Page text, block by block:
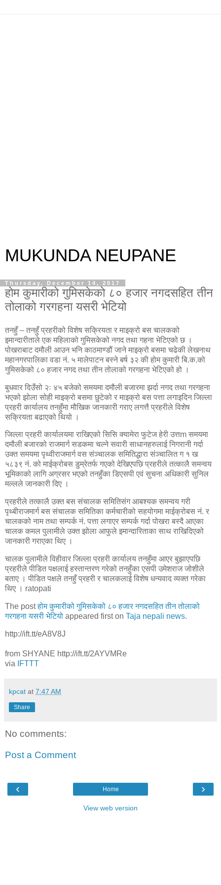
MUKUNDA NEUPANE
Thursday, December 14, 2017
होम कुमारीको गुमिसकेको ८० हजार नगदसहित तीन
तोलाको गरगहना यसरी भेटियो
तनहुँ – तनहुँ प्रहरीको विशेष सक्रियता र माइक्रो बस चालकको
इमान्दारीताले एक महिलाको गुमिसकेको नगद तथा गहना भेटिएको छ ।
पोखराबाट दमौली आउन भनि काठमाण्डौं जाने माइक्रो बसमा चढेकी लेखनाथ
महानगरपालिका वडा नं. ५ मालेपाटन बस्ने बर्ष ३२ की होम कुमारी बि.क.को
गुमिसकेको ८० हजार नगद तथा तीन तोलाको गरगहना भेटिएको हो ।
बुधवार दिउँसो २ः ४५ बजेको समयमा दमौली बजारमा झर्दा नगद तथा गरगहना
भएको झोला सोही माइक्रो बसमा छुटेको र माइक्रो बस पत्ता लगाइदिन जिल्ला
प्रहरी कार्यालय तनहुँमा मौखिक जानकारी गराए लगत्तै प्रहरीले विशेष
सक्रियता बढाएको थियो ।
जिल्ला प्रहरी कार्यालयमा राखिएको सिसि क्यामेरा फुटेज हेरी उत्तm समयमा
दमौली बजारको राजमार्ग सडकमा चल्ने सवारी साधानहरुलाई निगरानी गर्दा
उक्त समयमा पृथ्वीराजमार्ग वस संञ्चालक समितिद्धारा संञ्चालित ग १ ख
५८३९ नं. को माईक्रोबस डुम्रेतर्फ गएको देखिएपछि प्रहरीले तत्कालै समन्वय
भूमिकाको लागि अग्रसर भएको तनहुँका डिएसपी एवं सुचना अधिकारी सुनिल
मल्लले जानकारी दिए ।
प्रहरीले तत्कालै उक्त बस संचालक समितिसंग आबश्यक समन्वय गरी
पृथ्बीराजमार्ग बस संचालक समितिका कर्मचारीको सहयोगमा माईक्रोबस नं. र
चालकको नाम तथा सम्पर्क नं. पत्ता लगाएर सम्पर्क गर्दा पोखरा बस्दै आएका
चालक कमल पुलामीले उक्त झोला आफुले इमान्दारिताका साथ राखिदिएको
जानकारी गराएका थिए ।
चालक पुलामीले विहीवार जिल्ला प्रहरी कार्यालय तनहुँमा आएर बुझाएपछि
प्रहरीले पीडित पक्षलाई हस्तान्तरण गरेको तनहुँका एसपी उमेशराज जोशीले
बताए । पीडित पक्षले तनहुँ प्रहरी र चालकलाई विशेष धन्यवाद व्यक्त गरेका
थिए । ratopati
The postहोम कुमारीको गुमिसकेको ८० हजार नगदसहित तीन तोलाको
गरगहना यसरी भेटियो appeared first on Taja nepali news.
http://ift.tt/eA8V8J
from SHYANE http://ift.tt/2AYVMRe
via
IFTTT
kpcat at 7:47 AM
Share
No comments:
Post a Comment
‹ ›
Home
View web version